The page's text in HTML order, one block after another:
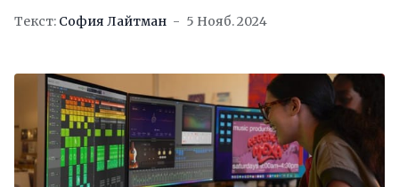
Текст: София Лайтман 5 Нояб. 2024